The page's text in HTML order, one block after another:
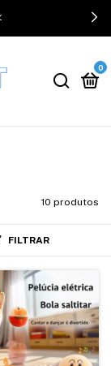
0
10 produtos
FILTRAR